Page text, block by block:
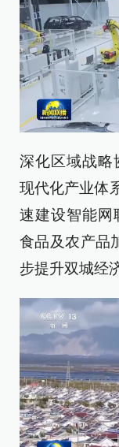
深化区域战略
现代化产业体
速建设智能网
食品及农产品
步提升双城经